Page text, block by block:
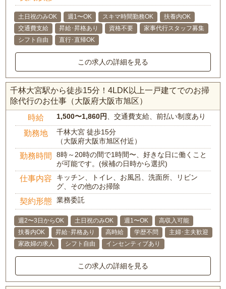
土日祝のみOK 週1〜OK スキマ時間勤務OK
扶養内OK
交通費支給
昇給･昇格あり 資格不要
家事代行スタッフ募集
シフト自由
直行･直帰OK
この求人の詳細を見る
千林大宮駅から徒歩15分！4LDK以上一戸建てでのお掃
除代行のお仕事（大阪府大阪市旭区）
時給 1,500〜1,860円 、交通費支給、前払い制度あり
勤務地
千林大宮 徒歩15分
（大阪府大阪市旭区付近）
勤務時間
8時～20時の間で1時間〜、好きな日に働くこと
が可能です。(候補の日時から選択)
仕事内容
キッチン、トイレ、お風呂、洗面所、リビン
グ、その他のお掃除
契約形態 業務委託
週2〜3日からOK 土日祝のみOK 週1〜OK
高収入可能
扶養内OK
昇給･昇格あり 高時給 学歴不問
主婦･主夫歓迎
家政婦の求人
シフト自由 インセンティブあり
この求人の詳細を見る